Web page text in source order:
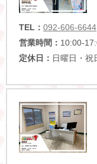
TEL： 092-606-6644
営業時間： 10:00-
定休日： 日曜日・祝